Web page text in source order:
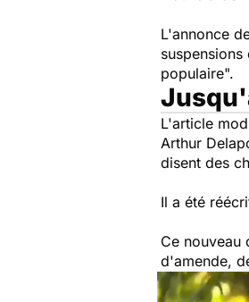
L'annonce
populaire".
L'article
Arthur
disent des
Il a été
Ce
d'amende,